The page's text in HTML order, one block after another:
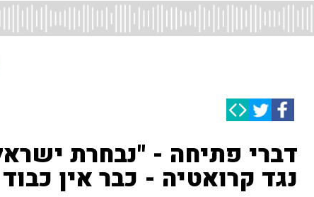
דברי פתיחה - "נבחרת
נגד קרואטיה - כבר אין